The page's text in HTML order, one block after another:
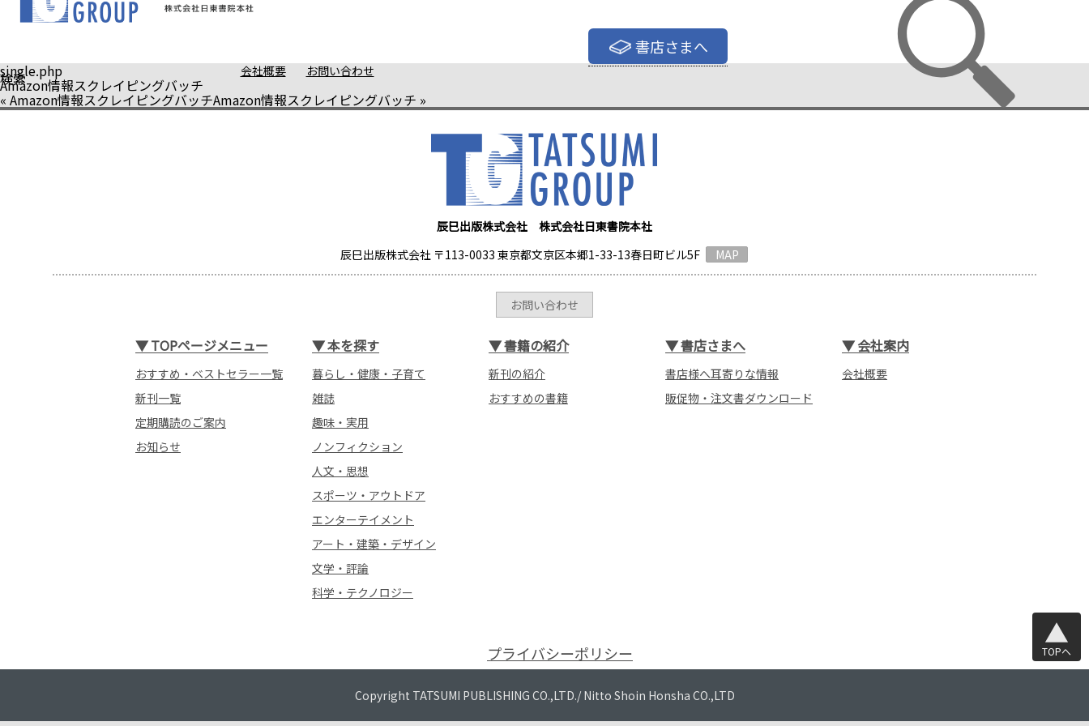
書店さまへ
会社概要 お問い合わせ
検索
single.php
Amazon情報スクレイピングバッチ
« Amazon情報スクレイピングバッチAmazon情報スクレイピングバッチ »
辰巳出版株式会社 株式会社日東書院本社
辰巳出版株式会社 〒113-0033 東京都文京区本郷1-33-13春日町ビル5F
MAP
お問い合わせ
▼TOPページメニュー
おすすめ・ベストセラー一覧
新刊一覧
定期購読のご案内
お知らせ
▼本を探す
暮らし・健康・子育て
雑誌
趣味・実用
ノンフィクション
人文・思想
スポーツ・アウトドア
エンターテイメント
アート・建築・デザイン
文学・評論
科学・テクノロジー
▼書籍の紹介
新刊の紹介
おすすめの書籍
▼書店さまへ
書店様へ耳寄りな情報
販促物・注文書ダウンロード
▼会社案内
会社概要
プライバシーポリシー TOPへ
Copyright TATSUMI PUBLISHING CO.,LTD./ Nitto Shoin Honsha CO.,LTD